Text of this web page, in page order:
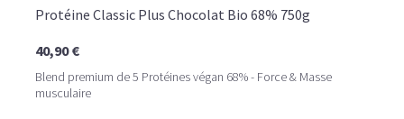
Protéine Classic Plus Chocolat Bio 68% 750g
40,90 €
Blend premium de 5 Protéines végan 68% - Force & Masse
musculaire